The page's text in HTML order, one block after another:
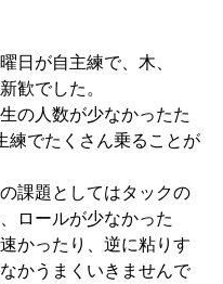
日が自主練で、木、
歓でした。
の人数が少なかったた
練でたくさん乗ることが
課題としてはタックの
ロールが少なかった
かったり、逆に粘りす
かうまくいきませんで